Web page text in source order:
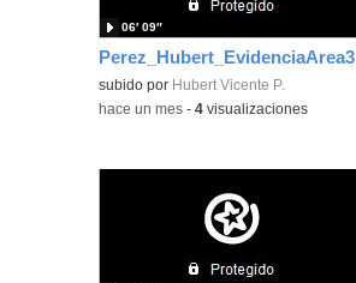
Perez_Hubert_EvidenciaArea3
subido por Hubert Vicente P.
06′ 09″
-hace un mes -4 visualizaciones